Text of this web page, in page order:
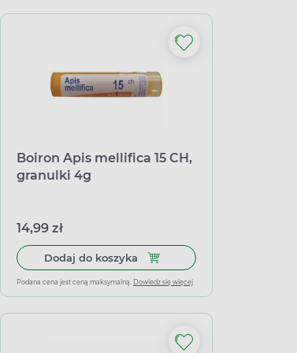
Boiron Aconitum napellus 30 CH, granulki 4g
Boiron Apis mellifica 15 CH,
granulki 4g
14,99 zł
Dodaj do koszyka Dodaj do koszyka Boiron
Podana cena jest ceną maksymalną. Dowiedz się więcej